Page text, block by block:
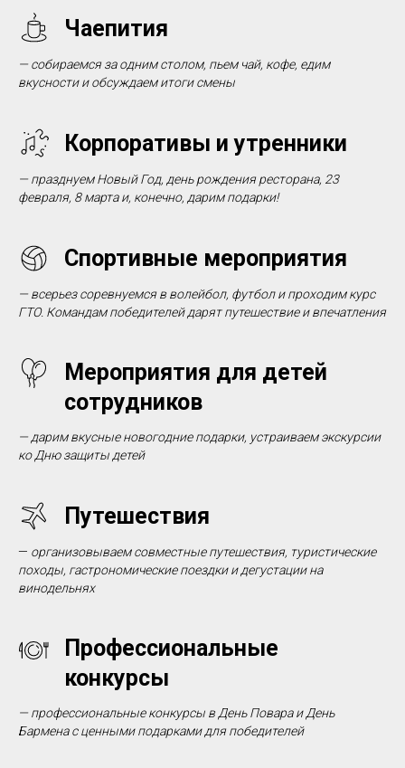
Чаепития
— собираемся за одним столом, пьем чай, кофе, едим
вкусности и обсуждаем итоги смены
Корпоративы и утренники
— празднуем Новый Год, день рождения ресторана, 23
февраля, 8 марта и, конечно, дарим подарки!
Спортивные мероприятия
— всерьез соревнуемся в волейбол, футбол и проходим курс
ГТО. Командам победителей дарят путешествие и впечатления
Мероприятия для детей
сотрудников
—дарим вкусные новогодние подарки, устраиваем экскурсии
ко Дню защиты детей
Путешествия
— организовываем совместные путешествия, туристические
походы, гастрономические поездки и дегустации на
винодельнях
Профессиональные
конкурсы
— профессиональные конкурсы в День Повара и День
Бармена с ценными подарками для победителей